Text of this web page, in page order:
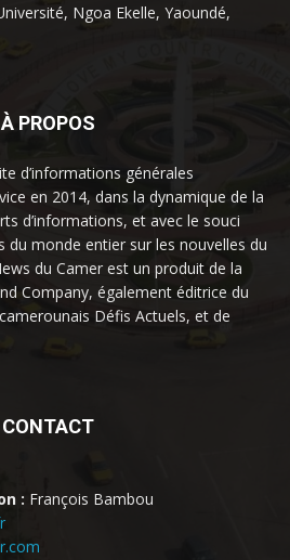
Ngoa Ekelle, Yaoundé,
À PROPOS
d’informations générales
en 2014, dans la dynamique de la
d’informations, et avec le souci
du monde entier sur les nouvelles du
du Camer est un produit de la
Company, également éditrice du
Défis Actuels, et de
CONTACT
: François Bambou